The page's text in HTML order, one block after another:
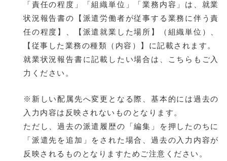
「責任の程度」「組織単位」「業務内容」は、就業
状況報告書の【派遣労働者が従事する業務に伴う責
任の程度】、【派遣就業した場所】（組織単位）、
【従事した業務の種類（内容）】に記載されます。
就業状況報告書に記載したい場合は、こちらもご入
力ください。
※新しい配属先へ変更となる際、基本的には過去の
入力内容は反映されないものとなります。
ただし、過去の派遣履歴の「編集」を押したのちに
「派遣先を追加」をされた場合、過去の入力内容が
反映されるものとなりますためご注意ください。